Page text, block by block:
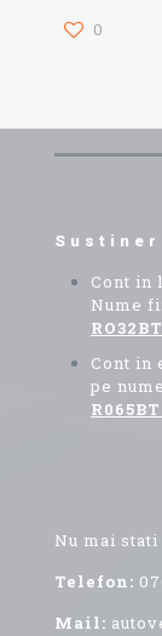
0
Cont in
Nume
Cont in
pe
Nu mai
Telefon:
Mail: